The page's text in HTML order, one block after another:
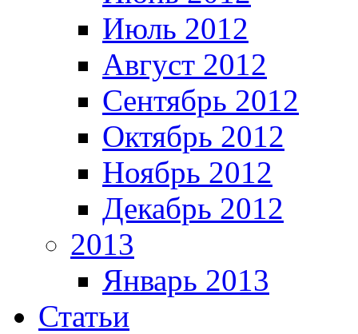
Июль 2012
Август 2012
Сентябрь 2012
Октябрь 2012
Ноябрь 2012
Декабрь 2012
2013
Январь 2013
Статьи